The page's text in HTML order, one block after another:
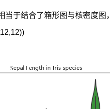
当于结合了箱形图与核密度